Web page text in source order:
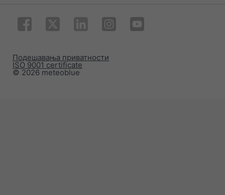
© 2026 meteoblue
ISO 9001 certificate
Подешавања приватности